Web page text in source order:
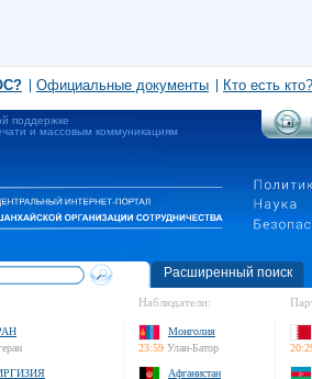
Официальные документы Кто есть кто?
поддержке
и массовым коммуникациям
Расширенный поиск
Наблюдатели:
Монголия
23:59 Улан-Батор
Афганистан